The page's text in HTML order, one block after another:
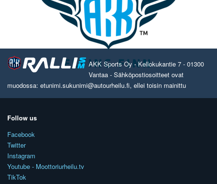
AKK Sports Oy - Kellokukantie 7 - 01300
Vantaa - Sähköpostiosoitteet ovat
muodossa: etunimi.sukunimi@autourheilu.fi, ellei toisin mainittu
Follow us
Facebook
Twitter
Instagram
Youtube - Moottoriurheilu.tv
TikTok